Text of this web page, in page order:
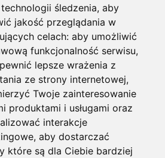
śledzenia, aby
jakość przeglądania w
celach: aby umożliwić
funkcjonalność serwisu,
lepsze wrażenia z
ze strony internetowej,
Twoje zainteresowanie
produktami i usługami oraz
interakcje
, aby dostarczać
które są dla Ciebie bardziej